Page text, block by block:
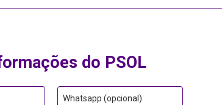
do PSOL
Whatsapp (opcional)